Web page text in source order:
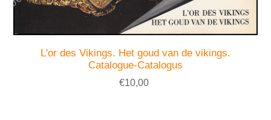
L'or des Vikings. Het goud van de vikings.
Catalogue-Catalogus
€10,00